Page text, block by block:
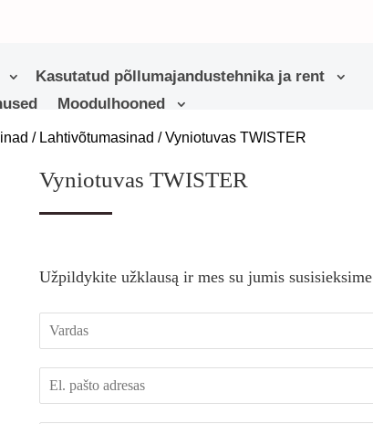
Kasutatud põllumajandustehnika ja rent
Moodulhooned
/ Lahtivõtumasinad / Vyniotuvas TWISTER
Vyniotuvas TWISTER
Užpildykite užklausą ir mes su jumis susisieksime